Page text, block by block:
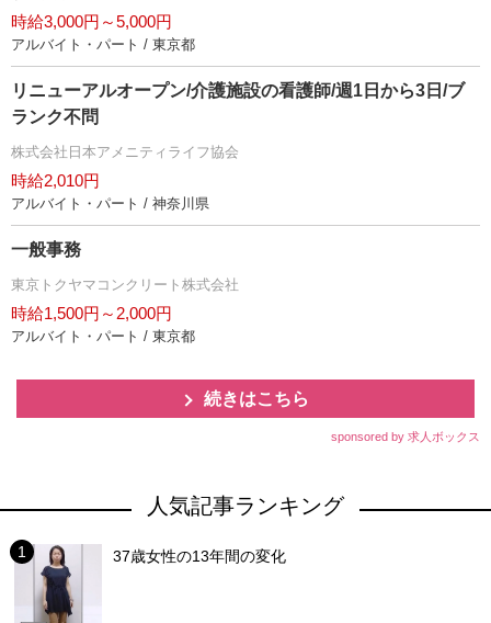
時給3,000円～5,000円
アルバイト・パート / 東京都
リニューアルオープン/介護施設の看護師/週1日から3日/ブ
ランク不問
株式会社日本アメニティライフ協会
時給2,010円
アルバイト・パート / 神奈川県
一般事務
東京トクヤマコンクリート株式会社
時給1,500円～2,000円
アルバイト・パート / 東京都
続きはこちら
sponsored by 求人ボックス
人気記事ランキング
37歳女性の13年間の変化